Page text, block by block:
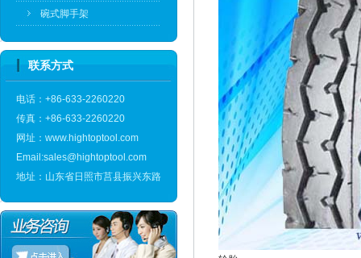
碗式脚手架
联系方式
电话：+86-633-2260220
传真：+86-633-2260220
网址：www.hightoptool.com
Email:sales@hightoptool.com
地址：山东省日照市莒县振兴东路